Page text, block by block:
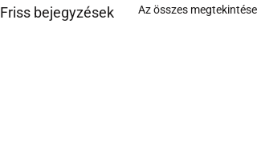
Friss bejegyzések Az összes megtekintése